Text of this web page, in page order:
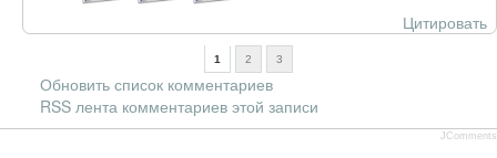
Цитировать
1 2 3
Обновить список комментариев
RSS лента комментариев этой записи
JComments